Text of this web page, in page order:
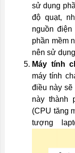
sử dụng
độ quạt,
nguồn điện
phần mềm
nên sử
Máy tính
máy tính
điều này sẽ
này thành
(CPU tăng
tượng